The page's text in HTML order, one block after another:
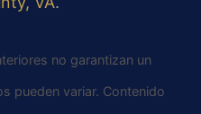
no garantizan un
pueden variar. Contenido